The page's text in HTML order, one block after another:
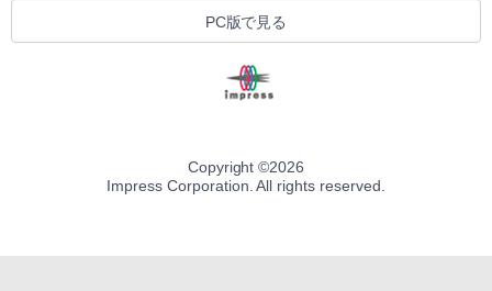
PC版で見る
Copyright ©2026
Impress Corporation. All rights reserved.